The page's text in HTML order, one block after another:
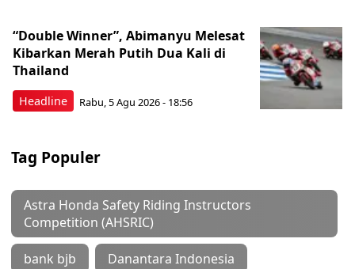
Headline
“Double Winner”, Abimanyu Melesat
Kibarkan Merah Putih Dua Kali di
Thailand
Rabu, 5 Agu 2026 - 18:56
Tag Populer
Astra Honda Safety Riding Instructors
Competition (AHSRIC)
bank bjb Danantara Indonesia